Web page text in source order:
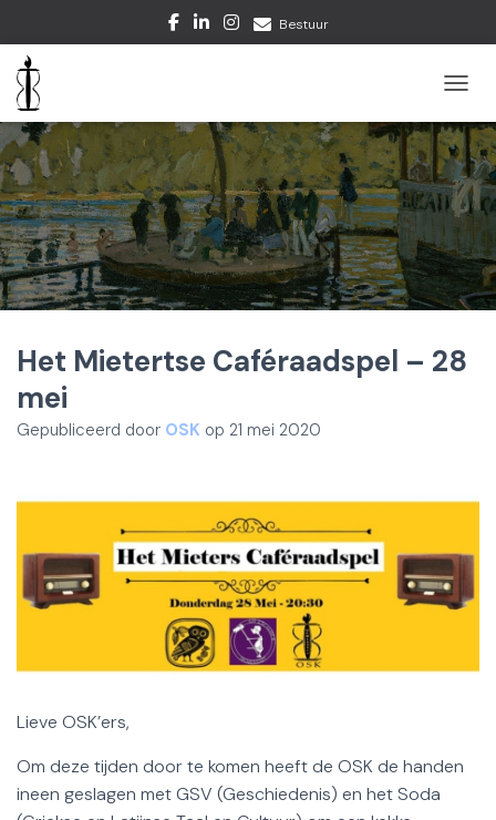
Bestuur
Het Mietertse Caféraadspel – 28
mei
Gepubliceerd door OSK op 21 mei 2020
Lieve OSK’ers,
Om deze tijden door te komen heeft de OSK de handen
ineen geslagen met GSV (Geschiedenis) en het Soda